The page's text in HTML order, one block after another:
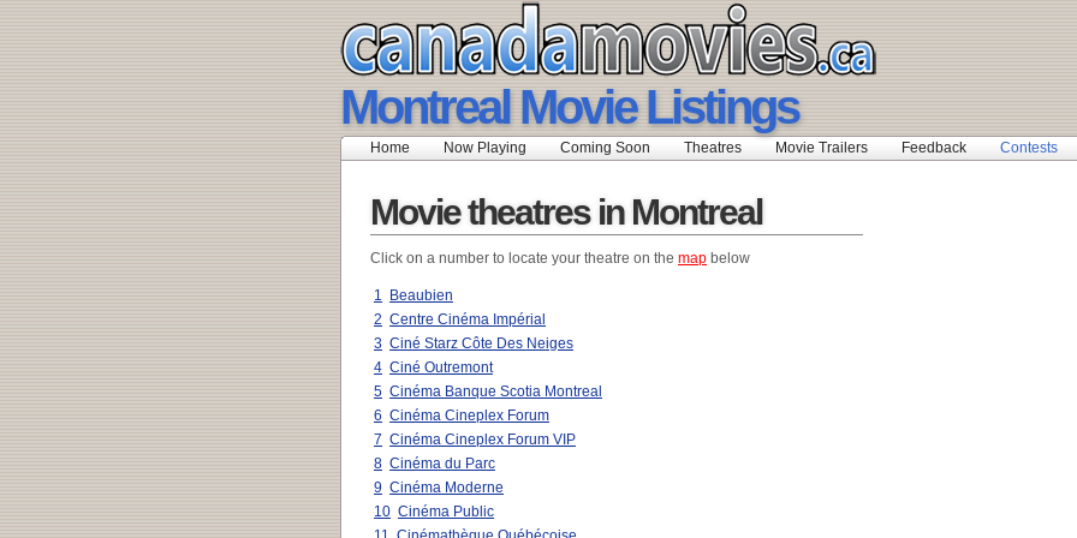
Montreal Movie Listings
Home Now Playing Coming Soon Theatres Movie Trailers Feedback Contests
Movie theatres in Montreal
Click on a number to locate your theatre on the map below
1
Beaubien
2 Centre Cinéma Impérial
3 Ciné Starz Côte Des Neiges
4 Ciné Outremont
5 Cinéma Banque Scotia Montreal
6 Cinéma Cineplex Forum
7 Cinéma Cineplex Forum VIP
8 Cinéma du Parc
9 Cinéma Moderne
10 Cinéma Public